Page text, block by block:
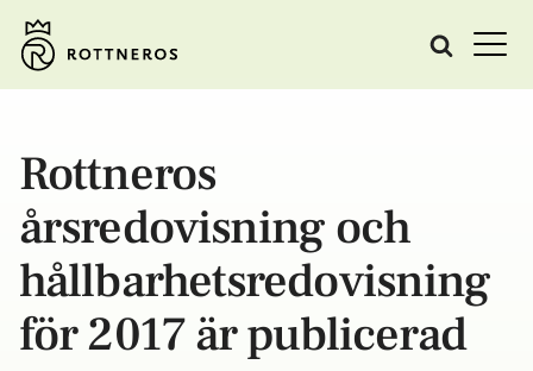
Rottneros
årsredovisning och
hållbarhets­redovisning
för 2017 är publicerad